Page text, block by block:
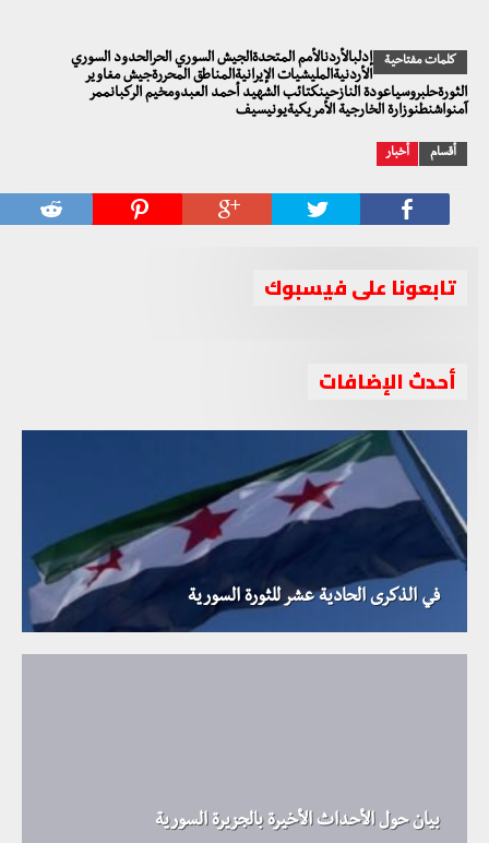
كلمات مفتاحية
إدلبالأردنالأمم المتحدةالجيش السوري الحرالحدود السوري
الأردنيةالمليشيات الإيرانيةالمناطق المحررةجيش مغاوير
الثورةحلبروسياعودة النازحينكتائب الشهيد أحمد العبدومخيم الركبانممر
آمنواشنطنوزارة الخارجية الأمريكيةيونيسيف
أقسام أخبار
تابعونا على فيسبوك
أحدث الإضافات
في الذكرى الحادية عشر للثورة السورية
بيان حول الأحداث الأخيرة بالجزيرة السورية